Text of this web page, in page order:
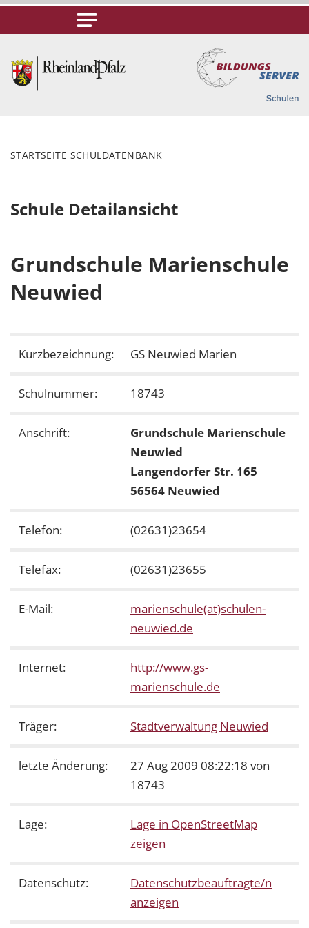
STARTSEITE SCHULDATENBANK
Schule Detailansicht
Grundschule Marienschule
Neuwied
Kurzbezeichnung: GS Neuwied Marien
Schulnummer: 18743
Anschrift:
Grundschule Marienschule
Neuwied
Langendorfer Str. 165
56564 Neuwied
Telefon: (02631)23654
Telefax: (02631)23655
E-Mail:
marienschule(at)schulen-
neuwied.de
Internet:
http://www.gs-
marienschule.de
Träger: Stadtverwaltung Neuwied
letzte Änderung:
27 Aug 2009 08:22:18 von
18743
Lage:
Lage in OpenStreetMap
zeigen
Datenschutz:
Datenschutzbeauftragte/n
anzeigen